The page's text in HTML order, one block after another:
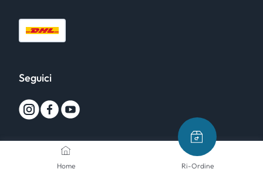
Home Ri-Ordine
Seguici